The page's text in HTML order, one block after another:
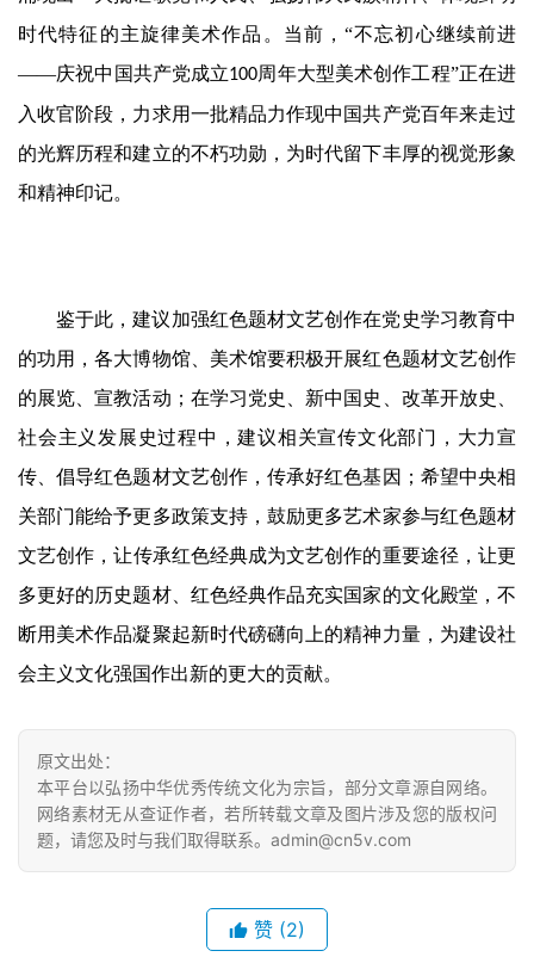
话
美
术
图
库
錯
錯
的
繁
體
字
一
例
时代特征的主旋律美术作品。当前，“不忘初心继续前进
——庆祝中国共产党成立100周年大型美术创作工程”正在进
入收官阶段，力求用一批精品力作现中国共产党百年来走过
的光辉历程和建立的不朽功勋，为时代留下丰厚的视觉形象
和精神印记。
鉴于此，建议加强红色题材文艺创作在党史学习教育中
的功用，各大博物馆、美术馆要积极开展红色题材文艺创作
的展览、宣教活动；在学习党史、新中国史、改革开放史、
社会主义发展史过程中，建议相关宣传文化部门，大力宣
传、倡导红色题材文艺创作，传承好红色基因； 希望中央相
关部门能给予更多政策支持，鼓励更多艺术家参与红色题材
文艺创作，让传承红色经典成为文艺创作的重要途径，让更
多更好的历史题材、红色经典作品充实国家的文化殿堂，不
断用美术作品凝聚起新时代磅礴向上的精神力量，为建设社
会主义文化强国作出新的更大的贡献。
原文出处：
本平台以弘扬中华优秀传统文化为宗旨，部分文章源自网络。
网络素材无从查证作者，若所转载文章及图片涉及您的版权问
题，请您及时与我们取得联系。admin@cn5v.com
赞 (2)